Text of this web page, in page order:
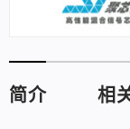
简介 相